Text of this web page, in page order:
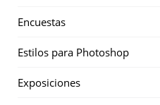
Encuestas
Estilos para Photoshop
Exposiciones